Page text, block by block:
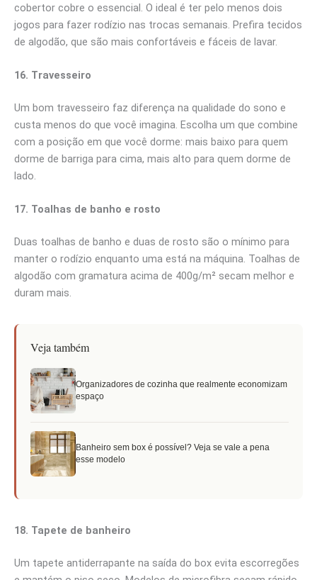
cobertor cobre o essencial. O ideal é ter pelo menos dois
jogos para fazer rodízio nas trocas semanais. Prefira tecidos
de algodão, que são mais confortáveis e fáceis de lavar.
16. Travesseiro
Um bom travesseiro faz diferença na qualidade do sono e
custa menos do que você imagina. Escolha um que combine
com a posição em que você dorme: mais baixo para quem
dorme de barriga para cima, mais alto para quem dorme de
lado.
17. Toalhas de banho e rosto
Duas toalhas de banho e duas de rosto são o mínimo para
manter o rodízio enquanto uma está na máquina. Toalhas de
algodão com gramatura acima de 400g/m² secam melhor e
duram mais.
Veja também
Organizadores de cozinha que realmente economizam
espaço
Banheiro sem box é possível? Veja se vale a pena
esse modelo
18. Tapete de banheiro
Um tapete antiderrapante na saída do box evita escorregões